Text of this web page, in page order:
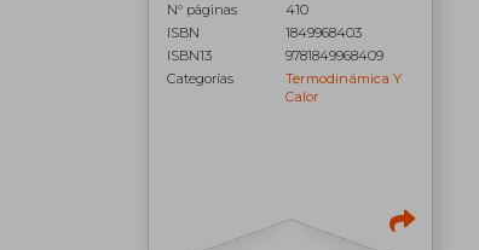
N° páginas
410
ISBN
1849968403
ISBN13
9781849968409
Categorías
Termodinámica Y
Calor